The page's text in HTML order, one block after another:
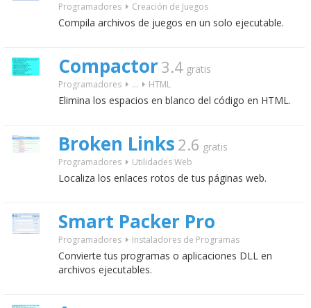
Programadores Creación de Juegos
Compila archivos de juegos en un solo ejecutable.
Compactor3.4 gratis
Programadores ... HTML
Elimina los espacios en blanco del código en HTML.
Broken Links 2.6 gratis
Programadores Utilidades Web
Localiza los enlaces rotos de tus páginas web.
Smart Packer Pro
Programadores Instaladores de Programas
Convierte tus programas o aplicaciones DLL en
archivos ejecutables.